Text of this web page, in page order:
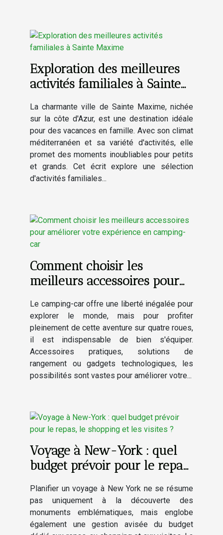
Exploration des meilleures
activités familiales à Sainte
La charmante ville de Sainte Maxime, nichée
sur la côte d'Azur, est une destination idéale
pour des vacances en famille. Avec son climat
méditerranéen et sa variété d'activités, elle
promet des moments inoubliables pour petits
et grands. Cet écrit explore une sélection
d'activités familiales...
Comment choisir les
meilleurs accessoires pour
en camping-car
Le camping-car offre une liberté inégalée pour
explorer le monde, mais pour profiter
pleinement de cette aventure sur quatre roues,
il est indispensable de bien s'équiper.
Accessoires pratiques, solutions de
rangement ou gadgets technologiques, les
possibilités sont vastes pour améliorer votre...
Voyage à New-York : quel
budget prévoir pour le repas,
Planifier un voyage à New York ne se résume
pas uniquement à la découverte des
monuments emblématiques, mais englobe
également une gestion avisée du budget